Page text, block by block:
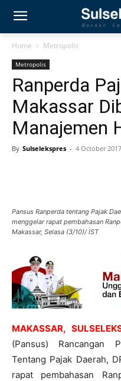
Home Metropolis
Metropolis
Ranperda
Makassar
Manajemen
By Sulselekspres - 4 October 2017
Pansus Ranperda tentang Pajak
menggelar rapat pembahasan
Makassar, Selasa (3/10)/ IST
MAKASSAR,
(Pansus) Rancangan
Tentang Pajak Daerah,
rapat pembahasan